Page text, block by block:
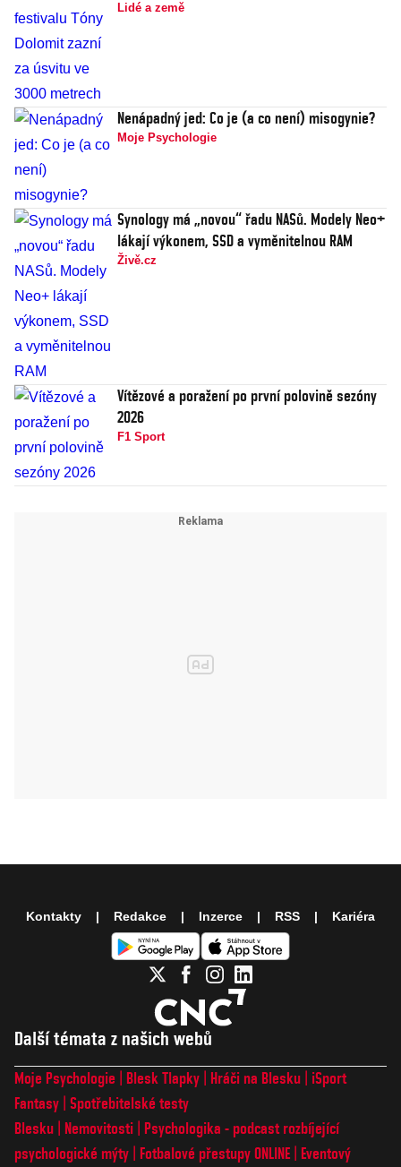
Lidé a země
Nenápadný jed: Co je (a co není) misogynie?
Moje Psychologie
Synology má „novou“ řadu NASů. Modely Neo+
lákají výkonem, SSD a vyměnitelnou RAM
Živě.cz
Vítězové a poražení po první polovině sezóny
2026
F1 Sport
Další témata z našich webů
Moje Psychologie Blesk Tlapky Hráči na Blesku
iSport
Fantasy Spotřebitelské testy
Blesku
Nemovitosti
Psychologika - podcast rozbíjející
psychologické mýty
Fotbalové přestupy ONLINE
Eventový
Kontakty Redakce Inzerce RSS Kariéra